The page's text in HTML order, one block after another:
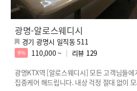
광명-알로스웨디시
경기 광명시 일직동 511
9% 110,000 ~ 리뷰 129
광명KTX역 [알로스웨디시] 모든 고객님들에
집중케어 해드립니다. 내상 걱정 절대 없이